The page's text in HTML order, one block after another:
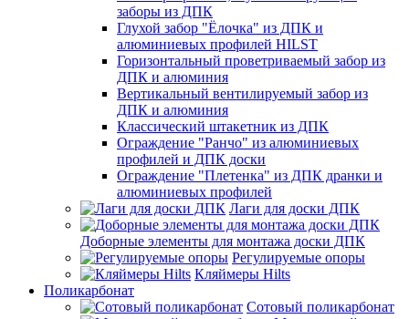
заборы из ДПК
Глухой забор "Ёлочка" из ДПК и
алюминиевых профилей HILST
Горизонтальный проветриваемый забор из
ДПК и алюминия
Вертикальный вентилируемый забор из
ДПК и алюминия
Классический штакетник из ДПК
Ограждение "Ранчо" из алюминиевых
профилей и ДПК доски
Ограждение "Плетенка" из ДПК дранки и
алюминиевых профилей
Лаги для доски ДПК
Доборные элементы для монтажа доски ДПК
Регулируемые опоры
Кляймеры Hilts
Поликарбонат
Сотовый поликарбонат